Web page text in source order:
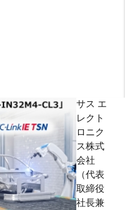
サス エ
レクト
ロニク
ス株式
会社
（代表
取締役
社長兼